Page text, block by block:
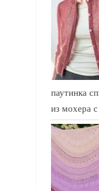
паутинка
из мохера